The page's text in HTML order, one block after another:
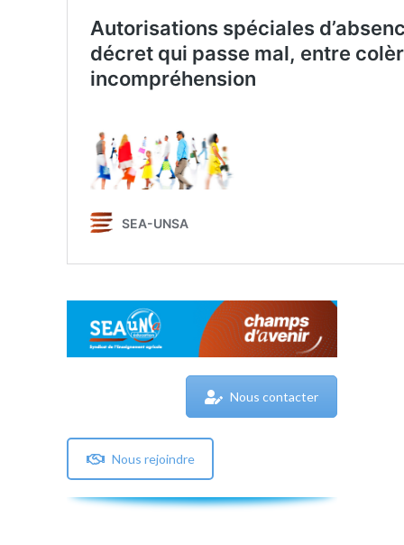
Nous contacter
Nous rejoindre